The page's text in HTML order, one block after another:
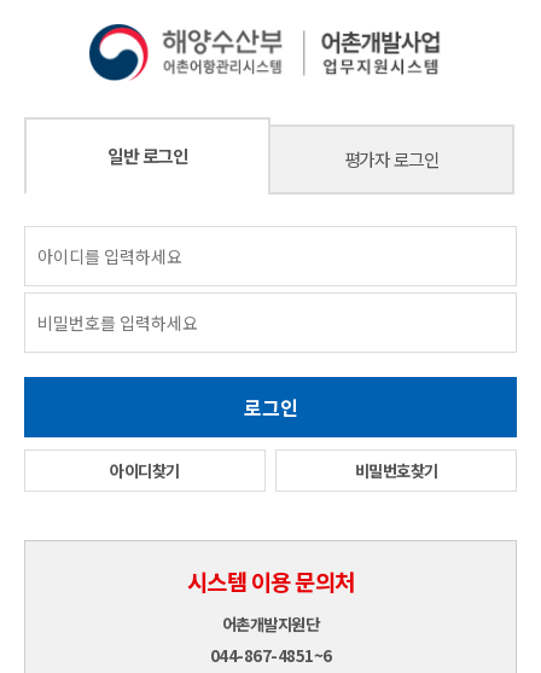
일반 로그인
아이디찾기 비밀번호찾기
시스템 이용 문의처
어촌개발지원단
044-867-4851~6
평가자 로그인